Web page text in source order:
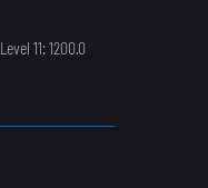
Level 11: 1200.0